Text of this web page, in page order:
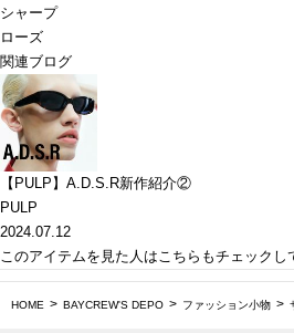
シャープ
ローズ
関連ブログ
【PULP】A.D.S.R新作紹介②
PULP
2024.07.12
このアイテムを見た人はこちらもチェックし
HOME BAYCREW'S DEPO ファッション小物